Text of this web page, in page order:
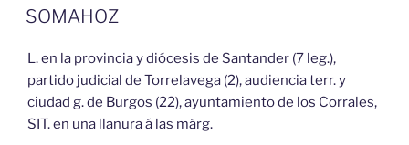
EL
SOMAHOZ
L. en la provincia y diócesis de Santander (7 leg.),
partido judicial de Torrelavega (2), audiencia terr. y
ciudad g. de Burgos (22), ayuntamiento de los Corrales,
SIT. en una llanura á las márg.